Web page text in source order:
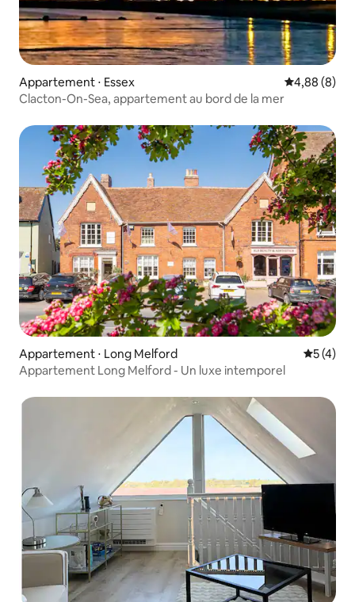
Appartement ⋅ Essex Évaluation
4,88 (8)
Clacton-On-Sea, appartement au bord de la mer
Appartement ⋅ Long Melford
5 (4)
Appartement Long Melford - Un luxe intemporel